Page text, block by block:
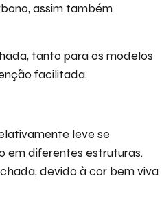
assim também
tanto para os modelos
facilitada.
leve se
em diferentes estruturas.
devido à cor bem viva